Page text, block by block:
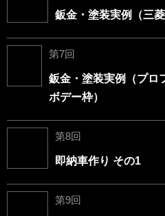
鈑金・塗装実例（三
第7回
鈑金・塗装実例（プロ
ボデー枠）
第8回
即納車作り その1
第9回